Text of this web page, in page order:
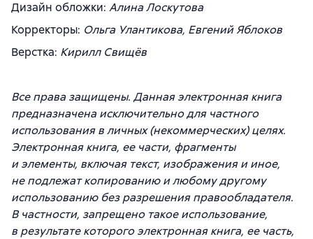
Дизайн обложки: Алина Лоскутова
Корректоры: Ольга Улантикова, Евгений Яблоков
Верстка: Кирилл Свищёв
Все права защищены. Данная электронная книга
предназначена исключительно для частного
использования в личных (некоммерческих) целях.
Электронная книга, ее части, фрагменты
и элементы, включая текст, изображения и иное,
не подлежат копированию и любому другому
использованию без разрешения правообладателя.
В частности, запрещено такое использование,
в результате которого электронная книга, ее часть,